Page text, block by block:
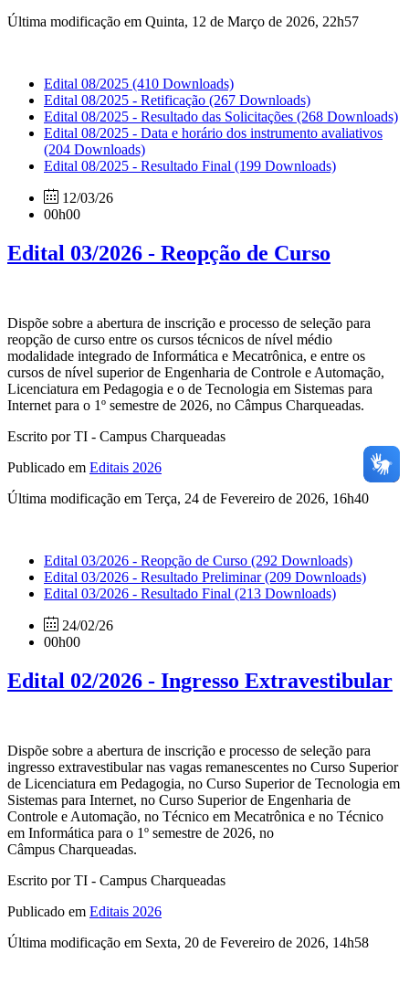
Última modificação em Quinta, 12 de Março de 2026, 22h57
Edital 08/2025 (410 Downloads)
Edital 08/2025 - Retificação (267 Downloads)
Edital 08/2025 - Resultado das Solicitações (268 Downloads)
Edital 08/2025 - Data e horário dos instrumento avaliativos
(204 Downloads)
Edital 08/2025 - Resultado Final (199 Downloads)
12/03/26
00h00
Edital 03/2026 - Reopção de Curso
Dispõe sobre a abertura de inscrição e processo de seleção para
reopção de curso entre os cursos técnicos de nível médio
modalidade integrado de Informática e Mecatrônica, e entre os
cursos de nível superior de Engenharia de Controle e Automação,
Licenciatura em Pedagogia e o de Tecnologia em Sistemas para
Internet para o 1º semestre de 2026, no Câmpus Charqueadas.
Escrito por TI - Campus Charqueadas
Publicado em Editais 2026
Última modificação em Terça, 24 de Fevereiro de 2026, 16h40
Edital 03/2026 - Reopção de Curso (292 Downloads)
Edital 03/2026 - Resultado Preliminar(209 Downloads)
Edital 03/2026 - Resultado Final (213 Downloads)
24/02/26
00h00
Edital 02/2026 - Ingresso Extravestibular
Dispõe sobre a abertura de inscrição e processo de seleção para
ingresso extravestibular nas vagas remanescentes no Curso Superior
de Licenciatura em Pedagogia, no Curso Superior de Tecnologia em
Sistemas para Internet, no Curso Superior de Engenharia de
Controle e Automação, no Técnico em Mecatrônica e no Técnico
em Informática para o 1º semestre de 2026, no
Câmpus Charqueadas.
Escrito por TI - Campus Charqueadas
Publicado em Editais 2026
Última modificação em Sexta, 20 de Fevereiro de 2026, 14h58